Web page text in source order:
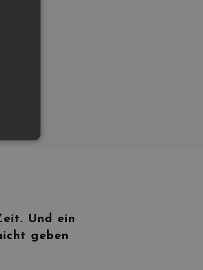
Und ein
geben